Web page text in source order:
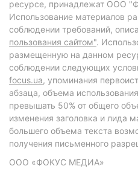
ресурсе, принадлежат ООО
Использование материалов
соблюдении требований,
пользования сайтом".
размещенную на данном
соблюдении следующих
focus.ua, упоминания
абзаца, объема
превышать 50% от общего
изменения заголовка и лида
большего объема текста
получения письменного
ООО «ФОКУС МЕДИА»